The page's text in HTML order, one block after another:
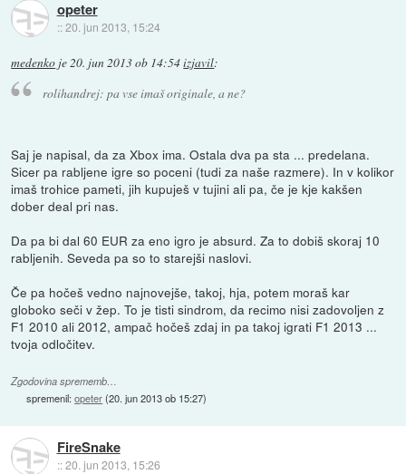
opeter
::20. jun 2013, 15:24
medenko je20. jun 2013 ob 14:54izjavil:
rolihandrej: pa vse imaš originale, a ne?
Saj je napisal, da za Xbox ima. Ostala dva pa sta ... predelana.
Sicer pa rabljene igre so poceni (tudi za naše razmere). In v kolikor
imaš trohice pameti, jih kupuješ v tujini ali pa, če je kje kakšen
dober deal pri nas.
Da pa bi dal 60 EUR za eno igro je absurd. Za to dobiš skoraj 10
rabljenih. Seveda pa so to starejši naslovi.
Če pa hočeš vedno najnovejše, takoj, hja, potem moraš kar
globoko seči v žep. To je tisti sindrom, da recimo nisi zadovoljen z
F1 2010 ali 2012, ampač hočeš zdaj in pa takoj igrati F1 2013 ...
tvoja odločitev.
Zgodovina sprememb…
spremenil:opeter(20. jun 2013 ob 15:27)
FireSnake
::20. jun 2013, 15:26